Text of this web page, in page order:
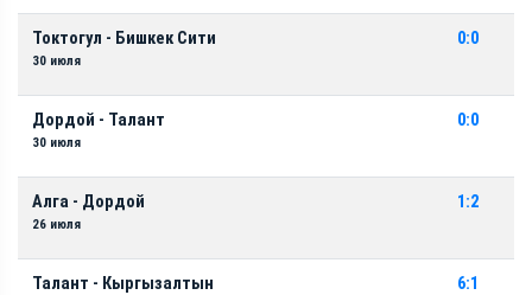
Токтогул - Бишкек Сити
30 июля
0:0
Дордой - Талант
30 июля
0:0
Алга - Дордой
26 июля
1:2
Талант - Кыргызалтын 6:1